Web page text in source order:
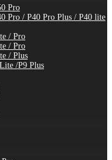
Pro
Pro / P40 Pro Plus / P40 lite
/ Pro
/ Pro
/ Plus
/P9 Plus